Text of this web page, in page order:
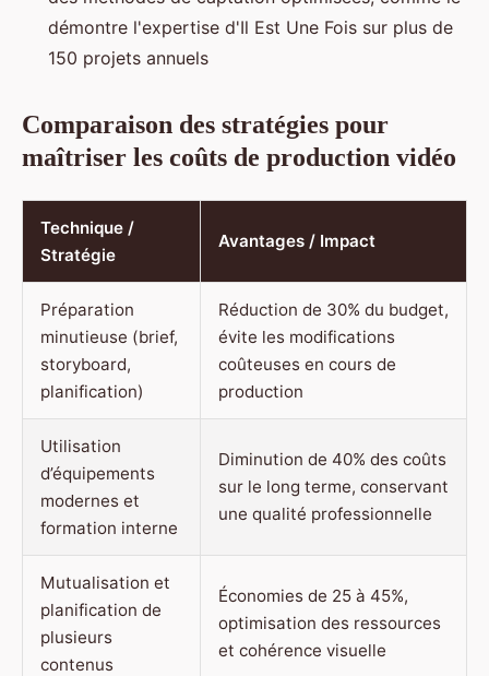
démontre l'expertise d'Il Est Une Fois sur plus de
150 projets annuels
Comparaison des stratégies pour
maîtriser les coûts de production vidéo
Technique /
Stratégie
Avantages / Impact
Préparation
minutieuse (brief,
storyboard,
planification)
Réduction de 30% du budget,
évite les modifications
coûteuses en cours de
production
Utilisation
d’équipements
modernes et
formation interne
Diminution de 40% des coûts
sur le long terme, conservant
une qualité professionnelle
Mutualisation et
planification de
plusieurs
contenus
Économies de 25 à 45%,
optimisation des ressources
et cohérence visuelle